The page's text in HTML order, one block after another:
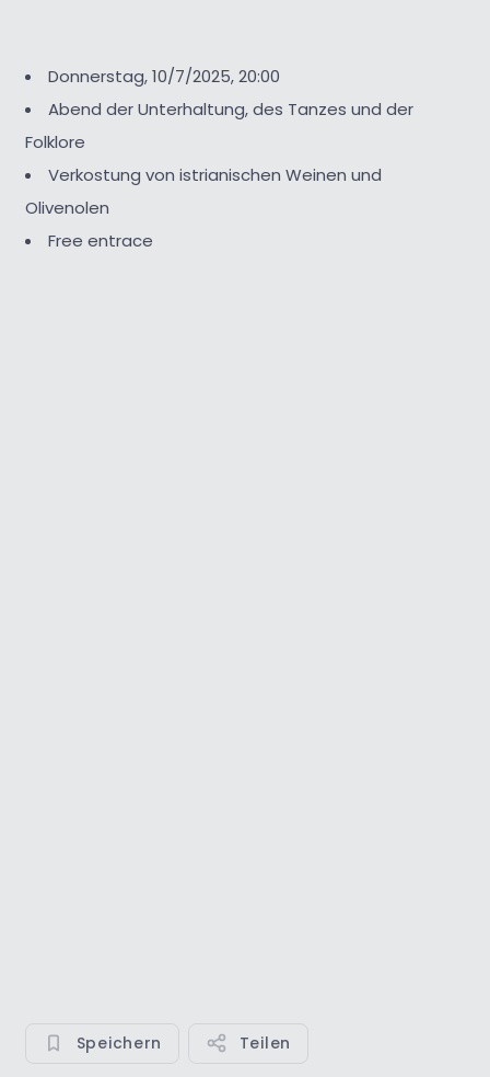
Donnerstag, 10/7/2025, 20:00
Abend der Unterhaltung, des Tanzes und der
Folklore
Verkostung von istrianischen Weinen und
Olivenolen
Free entrace
Speichern Teilen